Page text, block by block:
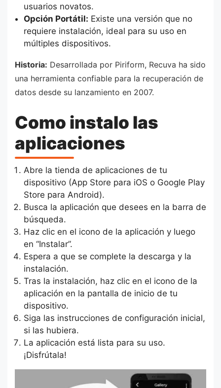
usuarios novatos.
Opción Portátil: Existe una versión que no
requiere instalación, ideal para su uso en
múltiples dispositivos.
Historia: Desarrollada por Piriform, Recuva ha sido
una herramienta confiable para la recuperación de
datos desde su lanzamiento en 2007.
Como instalo las
aplicaciones
Abre la tienda de aplicaciones de tu
dispositivo (App Store para iOS o Google Play
Store para Android).
Busca la aplicación que desees en la barra de
búsqueda.
Haz clic en el icono de la aplicación y luego
en “Instalar”.
Espera a que se complete la descarga y la
instalación.
Tras la instalación, haz clic en el icono de la
aplicación en la pantalla de inicio de tu
dispositivo.
Siga las instrucciones de configuración inicial,
si las hubiera.
La aplicación está lista para su uso.
¡Disfrútala!